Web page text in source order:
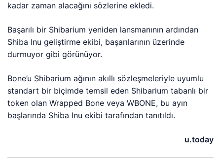
kadar zaman alacağını sözlerine ekledi.
Başarılı bir Shibarium yeniden lansmanının ardından
Shiba Inu geliştirme ekibi, başarılarının üzerinde
durmuyor gibi görünüyor.
Bone’u Shibarium ağının akıllı sözleşmeleriyle uyumlu
standart bir biçimde temsil eden Shibarium tabanlı bir
token olan Wrapped Bone veya WBONE, bu ayın
başlarında Shiba Inu ekibi tarafından tanıtıldı.
u.today